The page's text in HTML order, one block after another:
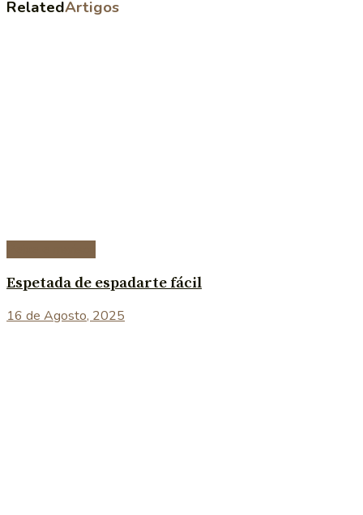
RelatedArtigos
Espetada de espadarte fácil
16 de Agosto, 2025